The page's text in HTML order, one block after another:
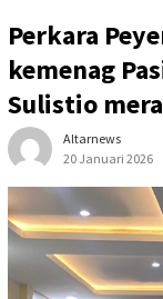
Perkara
kemenag
Sulistio
Altarnews
20 Januari 2026